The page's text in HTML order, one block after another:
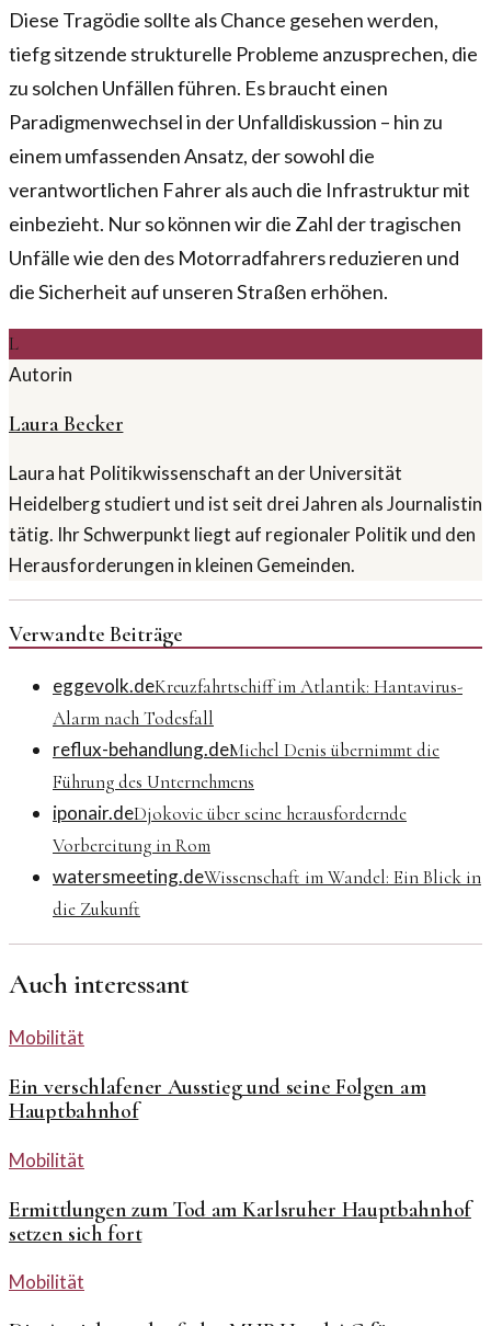
Diese Tragödie sollte als Chance gesehen werden,
tiefg sitzende strukturelle Probleme anzusprechen, die
zu solchen Unfällen führen. Es braucht einen
Paradigmenwechsel in der Unfalldiskussion – hin zu
einem umfassenden Ansatz, der sowohl die
verantwortlichen Fahrer als auch die Infrastruktur mit
einbezieht. Nur so können wir die Zahl der tragischen
Unfälle wie den des Motorradfahrers reduzieren und
die Sicherheit auf unseren Straßen erhöhen.
L
Autorin
Laura Becker
Laura hat Politikwissenschaft an der Universität
Heidelberg studiert und ist seit drei Jahren als Journalistin
tätig. Ihr Schwerpunkt liegt auf regionaler Politik und den
Herausforderungen in kleinen Gemeinden.
Verwandte Beiträge
eggevolk.deKreuzfahrtschiff im Atlantik: Hantavirus-
Alarm nach Todesfall
reflux-behandlung.deMichel Denis übernimmt die
Führung des Unternehmens
iponair.deDjokovic über seine herausfordernde
Vorbereitung in Rom
watersmeeting.deWissenschaft im Wandel: Ein Blick in
die Zukunft
Auch interessant
Mobilität
Ein verschlafener Ausstieg und seine Folgen am
Hauptbahnhof
Mobilität
Ermittlungen zum Tod am Karlsruher Hauptbahnhof
setzen sich fort
Mobilität